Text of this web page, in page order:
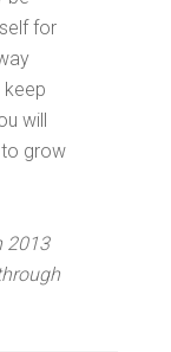
for
keep
will
to grow
2013